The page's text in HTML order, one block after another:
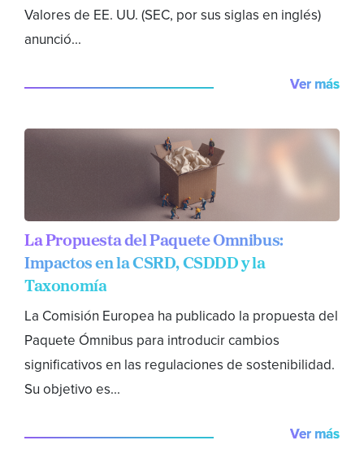
Valores de EE. UU. (SEC, por sus siglas en inglés)
anunció...
Ver más
La Propuesta del Paquete Ómnibus:
Impactos en la CSRD, CSDDD y la
Taxonomía
La Comisión Europea ha publicado la propuesta del
Paquete Ómnibus para introducir cambios
significativos en las regulaciones de sostenibilidad.
Su objetivo es...
Ver más